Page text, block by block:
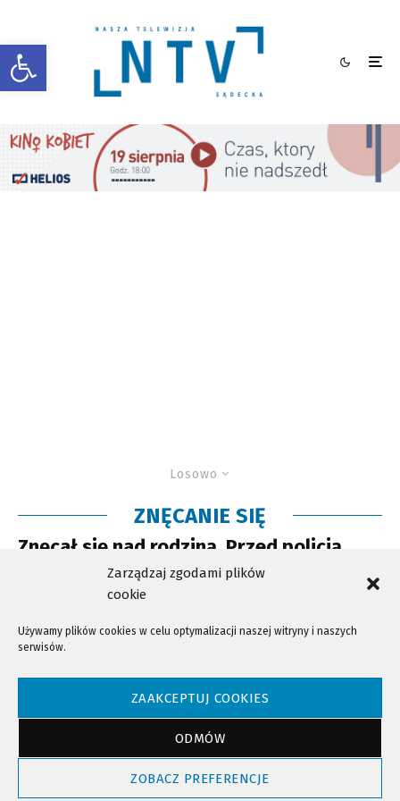
Otwórz pasek narzędzi
Zarządzaj zgodami plików
cookie
Używamy plików cookies w celu optymalizacji naszej witryny i naszych
serwisów.
ZAAKCEPTUJ COOKIES
ODMÓW
ZOBACZ PREFERENCJE
Losowo
ZNĘCANIE SIĘ
Znęcał się nad rodziną. Przed policją
uciekł na dach
NTV - Nasza Telewizja Sądecka © 2023 Wszystkie prawa zastrzeżone!
Powrót do góry